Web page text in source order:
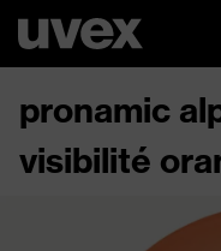
pronamic
visibilité